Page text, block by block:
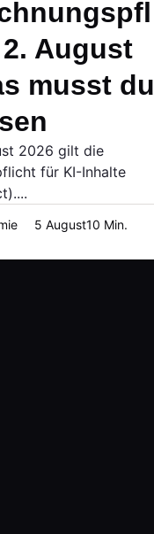
August
musst du
2026 gilt die
für KI-Inhalte
5 August10 Min.